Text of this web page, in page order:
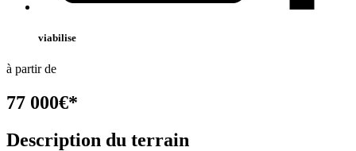
viabilise
à partir de
77 000€*
Description du terrain